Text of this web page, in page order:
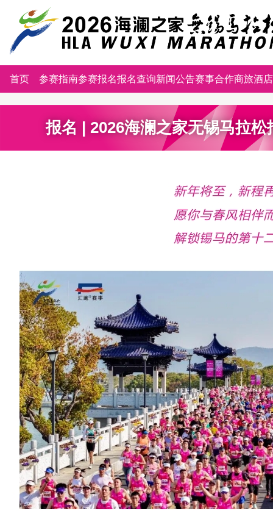
首页 参赛指南参赛报名报名查询新闻公告赛事合作商旅酒店
报名 | 2026海澜之家无锡马拉